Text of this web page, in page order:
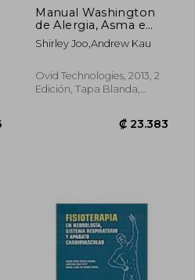
Manual Washington
de Alergia, Asma e
Inmunología
Shirley Joo,Andrew Kau
Ovid Technologies, 2013, 2
Edición, Tapa Blanda,